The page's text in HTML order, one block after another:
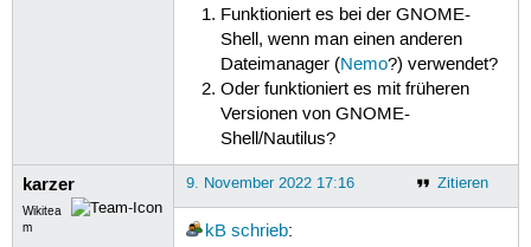
Funktioniert es bei der GNOME-
Shell, wenn man einen anderen
Dateimanager (Nemo?) verwendet?
Oder funktioniert es mit früheren
Versionen von GNOME-
Shell/Nautilus?
karzer
Wikitea
m
Zitieren
9. November 2022 17:16
kB schrieb: